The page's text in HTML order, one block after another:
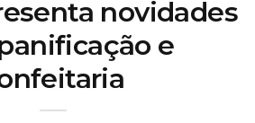
novidades
e